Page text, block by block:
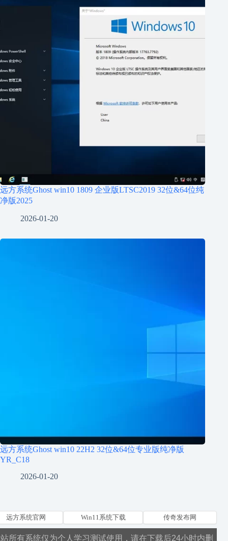
远方系统Ghost win10 1809 企业版LTSC2019 32位&64位纯
净版2025
2026-01-20
远方系统Ghost win10 22H2 32位&64位专业版纯净版
YR_C18
2026-01-20
远方系统官网 Win11系统下载 传奇发布网
所有系统仅为个人学习测试使用，请在下载后24小时内删